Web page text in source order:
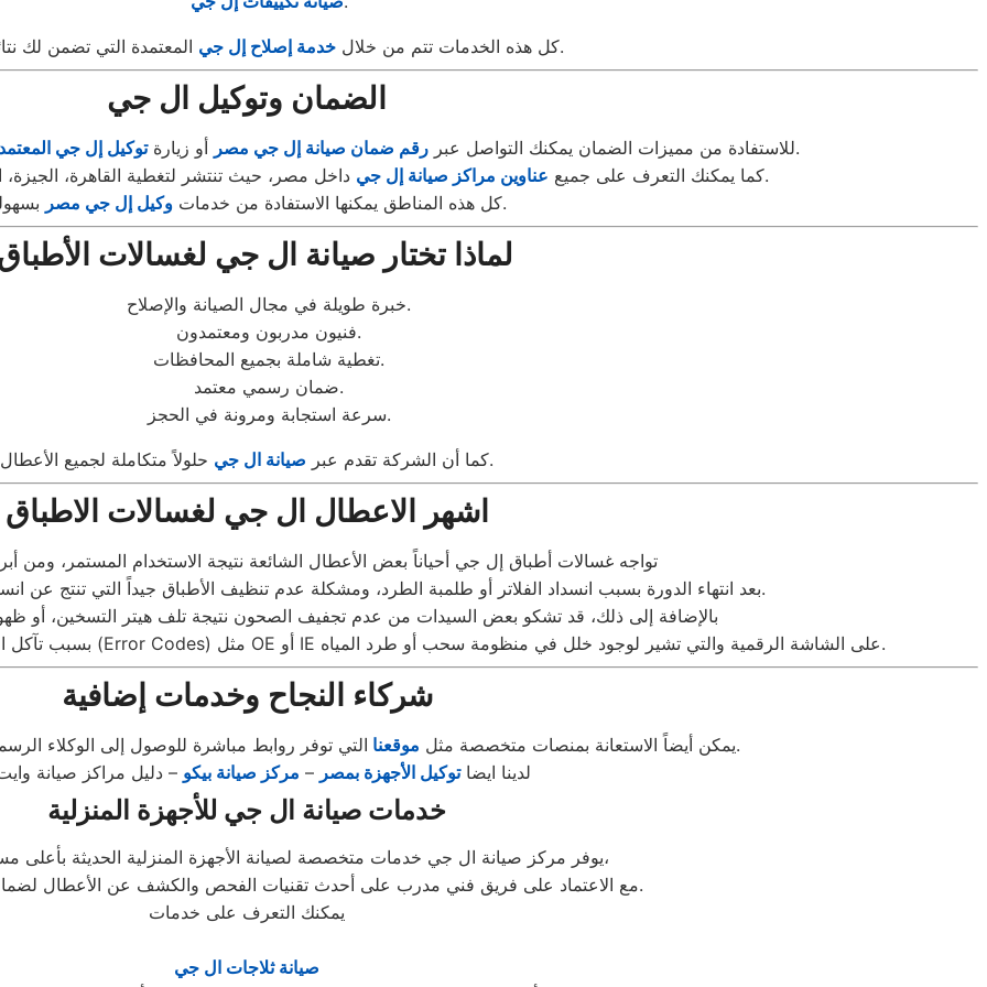
كل هذه الخدمات تتم من خلال خدمة إصلاح إل جي المعتمدة التي تضمن لك نتائج موثوقة.
الضمان وتوكيل ال جي
للاستفادة من مميزات الضمان يمكنك التواصل عبررقم ضمان صيانة إل جي مصر أو زيارةتوكيل إل جي
لمعرفة التفاصيل الخاصة بالصيانة الدورية.
كما يمكنك التعرف على جميع عناوين مراكز صيانة إل جي
داخل مصر، حيث تنتشر لتغطية القاهرة، الجيزة، الإسكندرية، الدلتا، الصعيد، ومدن القناة.
كل هذه المناطق يمكنها الاستفادة من خدماتوكيل إل جي مصر بسهولة.
لماذا تختار صيانة ال جي لغسالات
خبرة طويلة في مجال الصيانة والإصلاح.
فنيون مدربون ومعتمدون.
تغطية شاملة بجميع المحافظات.
ضمان رسمي معتمد.
سرعة استجابة ومرونة في الحجز.
كما أن الشركة تقدم عبر صيانة ال جي حلولاً متكاملة لجميع الأعطال.
اشهر الاعطال ال جي لغسالات الاطباق
تواجه غسالات أطباق إل جي أحياناً بعض الأعطال الشائعة نتيجة الاستخدام المستمر، ومن
بعد انتهاء الدورة بسبب انسداد الفلاتر أو طلمبة الطرد، ومشكلة عدم تنظيف الأطباق جيداً التي تنتج عن انسداد رشاشات المياه أو تراكم الرواسب.
بالإضافة إلى ذلك، قد تشكو بعض السيدات من عدم تجفيف الصحون نتيجة تلف هيتر التسخين، أو
بسبب تآكل الكاوتش المحيط بالباب، إلى جانب ظهور رموز الأعطال (Error Codes) مثل OE أو IE على الشاشة الرقمية والتي تشير لوجود خلل في منظومة سحب أو طرد المياه.
شركاء النجاح وخدمات إضافية
يمكن أيضاً الاستعانة بمنصات متخصصة مثل موقعنا
التي توفر روابط مباشرة للوصول إلى الوكلاء الرسميين وخدمات ما بعد البيع في مصر.
لدينا ايضاتوكيل الأجهزة بمصر – مركز صيانة بيكو – دليل مراكز صيانة
خدمات صيانة ال جي للأجهزة المنزلية
يوفر مركز صيانة ال جي خدمات متخصصة لصيانة الأجهزة المنزلية الحديثة بأعلى مستوى من الجودة،
مع الاعتماد على فريق فني مدرب على أحدث تقنيات الفحص والكشف عن الأعطال لضمان أفضل أداء للأجهزة.
يمكنك التعرف على خدمات
صيانة ثلاجات ال جي